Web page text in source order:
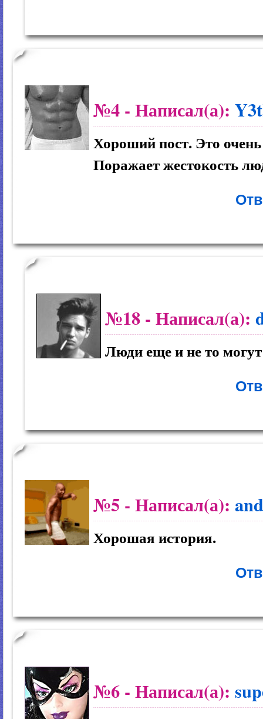
№4 - Написал(а):
Хороший пост. Это
Поражает жестокость
№18 - Написал(а):
Люди еще и не то
№5 - Написал(а):
Хорошая история.
№6 - Написал(а):